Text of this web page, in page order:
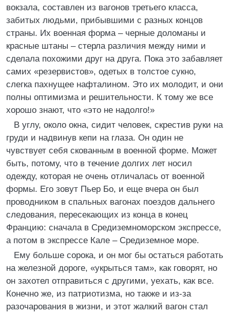
вокзала, составлен из вагонов третьего класса,
забитых людьми, прибывшими с разных концов
страны. Их военная форма – черные доломаны и
красные штаны – стерла различия между ними и
сделала похожими друг на друга. Пока это забавляет
самих «резервистов», одетых в толстое сукно,
слегка пахнущее нафталином. Это их молодит, и они
полны оптимизма и решительности. К тому же все
хорошо знают, что «это не надолго!»
В углу, около окна, сидит человек, скрестив руки на
груди и надвинув кепи на глаза. Он один не
чувствует себя скованным в военной форме. Может
быть, потому, что в течение долгих лет носил
одежду, которая не очень отличалась от военной
формы. Его зовут Пьер Бо, и еще вчера он был
проводником в спальных вагонах поездов дальнего
следования, пересекающих из конца в конец
Францию: сначала в Средиземноморском экспрессе,
а потом в экспрессе Кале – Средиземное море.
Ему больше сорока, и он мог бы остаться работать
на железной дороге, «укрыться там», как говорят, но
он захотел отправиться с другими, уехать, как все.
Конечно же, из патриотизма, но также и из-за
разочарования в жизни, и этот жалкий вагон стал